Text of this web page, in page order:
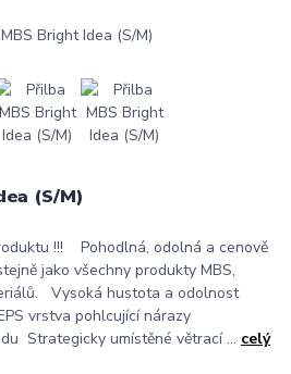
(S/M)
!!! Pohodlná, odolná a cenově
jako všechny produkty MBS,
Vysoká hustota a odolnost
vrstva pohlcující nárazy
Strategicky umístěné větrací ... celý